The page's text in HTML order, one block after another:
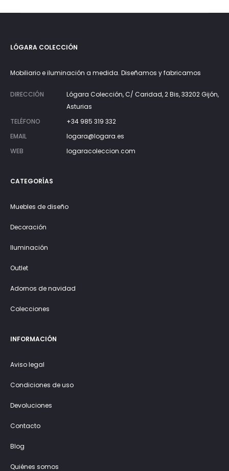
LÓGARA COLECCIÓN
Mobiliario e iluminación a medida. Diseñamos y fabricamos
DIRECCIÓN
Lógara Colección, C/ Caridad, 2 Bis, 33202 Gijón,
Asturias
TELÉFONO
+34 985 319 332
EMAIL
logara@logara.es
WEB
logaracoleccion.com
CATEGORÍAS
Muebles de diseño
Decoración
Iluminación
Outlet
Adornos de navidad
Colecciones
INFORMACIÓN
Aviso legal
Condiciones de uso
Devoluciones
Contacto
Blog
Quiénes somos